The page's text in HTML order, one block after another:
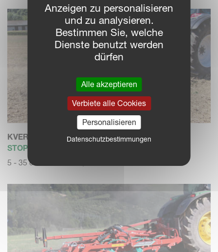
KVERNELAND ENDURO / ENDURO PRO
STOPPELGRUBBER
5 - 35 cm Arbeitstiefe, starr
Anzeigen zu personalisieren
und zu analysieren.
Bestimmen Sie, welche
Dienste benutzt werden
dürfen
Alle akzeptieren
Verbiete alle Cookies
Personalisieren
Datenschutzbestimmungen